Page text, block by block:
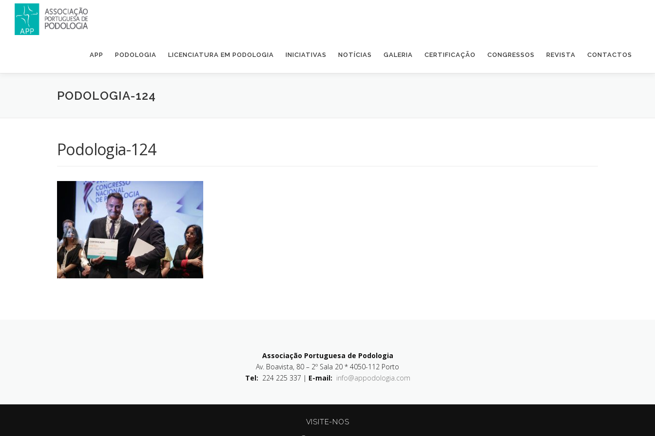
APP PODOLOGIA LICENCIATURA EM PODOLOGIA INICIATIVAS NOTÍCIAS GALERIA CERTIFICAÇÃO CONGRESSOS REVISTA CONTACTOS
PODOLOGIA-124
Podologia-124
Associação Portuguesa de Podologia
Av. Boavista, 80 – 2º Sala 20 * 4050-112 Porto
Tel: 224 225 337 | E-mail: info@appodologia.com
VISITE-NOS